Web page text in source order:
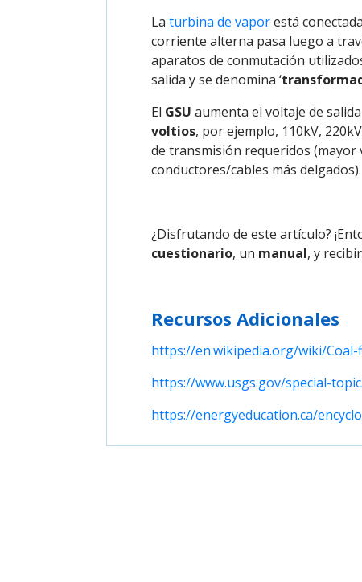
La turbina de vaporestá
corriente alterna pasa luego a
aparatos de conmutación
salida y se denomina ‘
El GSU aumenta el voltaje de
voltios, por ejemplo, 110kV,
de transmisión requeridos
conductores/cables más delgados).
¿Disfrutando de este artículo?
cuestionario, un manual, y
Recursos Adicionales
https://en.wikipedia.org/wiki/
https://www.usgs.gov/special-
https://energyeducation.ca/